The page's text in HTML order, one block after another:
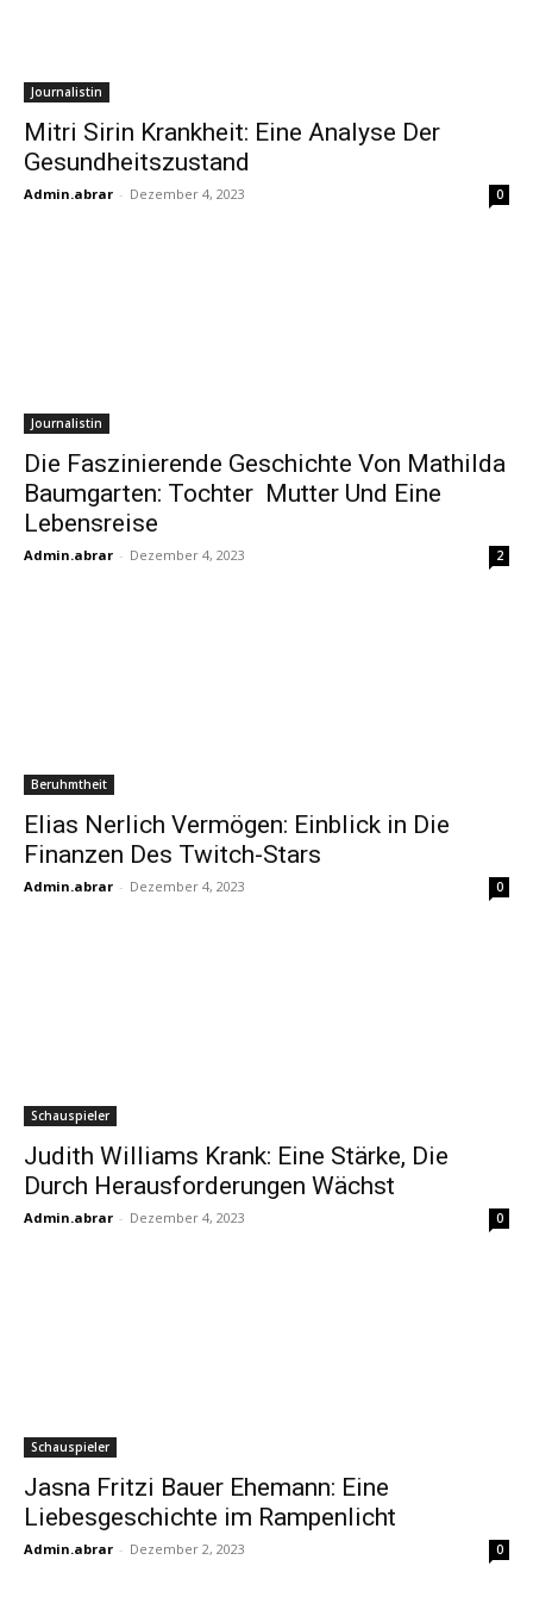
Journalistin
Mitri Sirin Krankheit: Eine Analyse Der
Gesundheitszustand
Admin.abrar - Dezember 4, 2023 0
Journalistin
Die Faszinierende Geschichte Von Mathilda
Baumgarten: Tochter Mutter Und Eine
Lebensreise
Admin.abrar - Dezember 4, 2023 2
Beruhmtheit
Elias Nerlich Vermögen: Einblick in Die
Finanzen Des Twitch-Stars
Admin.abrar - Dezember 4, 2023 0
Schauspieler
Judith Williams Krank: Eine Stärke, Die
Durch Herausforderungen Wächst
Admin.abrar - Dezember 4, 2023 0
Schauspieler
Jasna Fritzi Bauer Ehemann: Eine
Liebesgeschichte im Rampenlicht
Admin.abrar - Dezember 2, 2023 0